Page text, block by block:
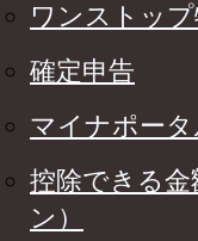
ワンストッ
確定申告
マイナポー
控除できる金
ン）